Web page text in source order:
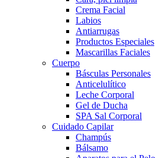
Crema Facial
Labios
Antiarrugas
Productos Especiales
Mascarillas Faciales
Cuerpo
Básculas Personales
Anticelulítico
Leche Corporal
Gel de Ducha
SPA Sal Corporal
Cuidado Capilar
Champús
Bálsamo